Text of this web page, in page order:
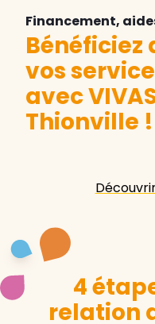
Financement,
Bénéficiez
vos
avec
Thionville !
4
relation